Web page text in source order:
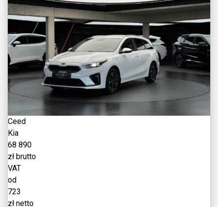
Ceed
Kia
68 890
zł brutto
VAT
od
723
zł netto